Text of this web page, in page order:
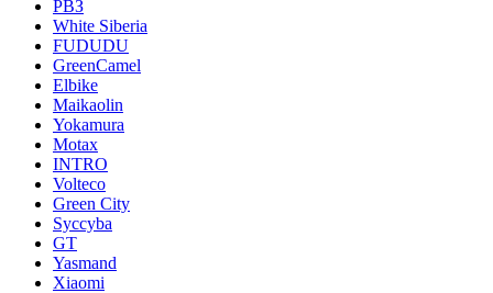
РВЗ
White Siberia
FUDUDU
GreenCamel
Elbike
Maikaolin
Yokamura
Motax
INTRO
Volteco
Green City
Syccyba
GT
Yasmand
Xiaomi